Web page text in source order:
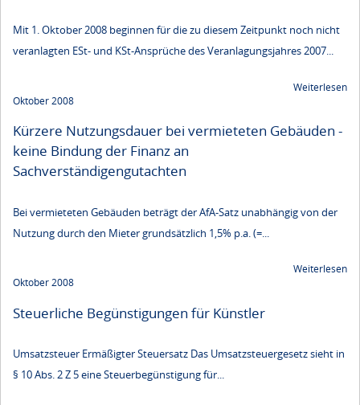
Mit 1. Oktober 2008 beginnen für die zu diesem Zeitpunkt noch nicht
veranlagten ESt- und KSt-Ansprüche des Veranlagungsjahres 2007...
Weiterlesen
Oktober 2008
Kürzere Nutzungsdauer bei vermieteten Gebäuden -
keine Bindung der Finanz an
Sachverständigengutachten
Bei vermieteten Gebäuden beträgt der AfA-Satz unabhängig von der
Nutzung durch den Mieter grundsätzlich 1,5% p.a. (=...
Weiterlesen
Oktober 2008
Steuerliche Begünstigungen für Künstler
Umsatzsteuer Ermäßigter Steuersatz Das Umsatzsteuergesetz sieht in
§ 10 Abs. 2 Z 5 eine Steuerbegünstigung für...